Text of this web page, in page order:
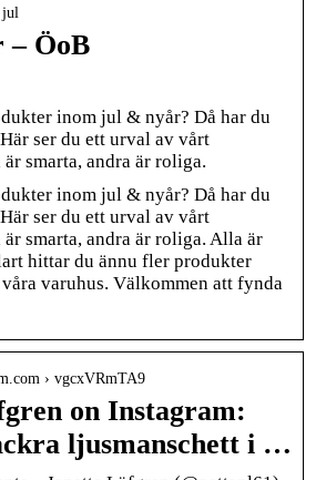
ÖoB
inom jul & nyår? Då har du
ser du ett urval av vårt
smarta, andra är roliga.
inom jul & nyår? Då har du
ser du ett urval av vårt
smarta, andra är roliga. Alla är
hittar du ännu fler produkter
varuhus. Välkommen att fynda
› vgcxVRmTA9
on Instagram:
ljusmanschett i …